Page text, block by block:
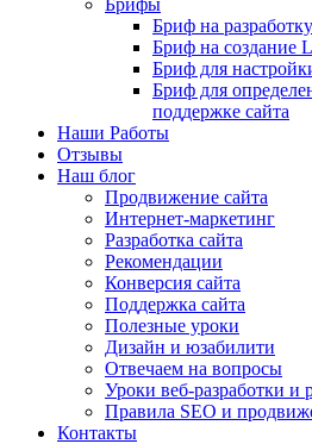
Брифы
Бриф на
Бриф на создание
Бриф для
Бриф для
поддержке сайта
Наши Работы
Отзывы
Наш блог
Продвижение сайта
Интернет-маркетинг
Разработка сайта
Рекомендации
Конверсия сайта
Поддержка сайта
Полезные уроки
Дизайн и юзабилити
Отвечаем на вопросы
Уроки веб-разработки и
Правила SEO и
Контакты